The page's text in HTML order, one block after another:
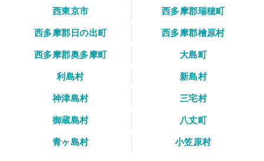
西東京市
西多摩郡瑞穂町
西多摩郡日の出町
西多摩郡檜原村
西多摩郡奥多摩町
大島町
利島村
新島村
神津島村
三宅村
御蔵島村
八丈町
青ヶ島村
小笠原村